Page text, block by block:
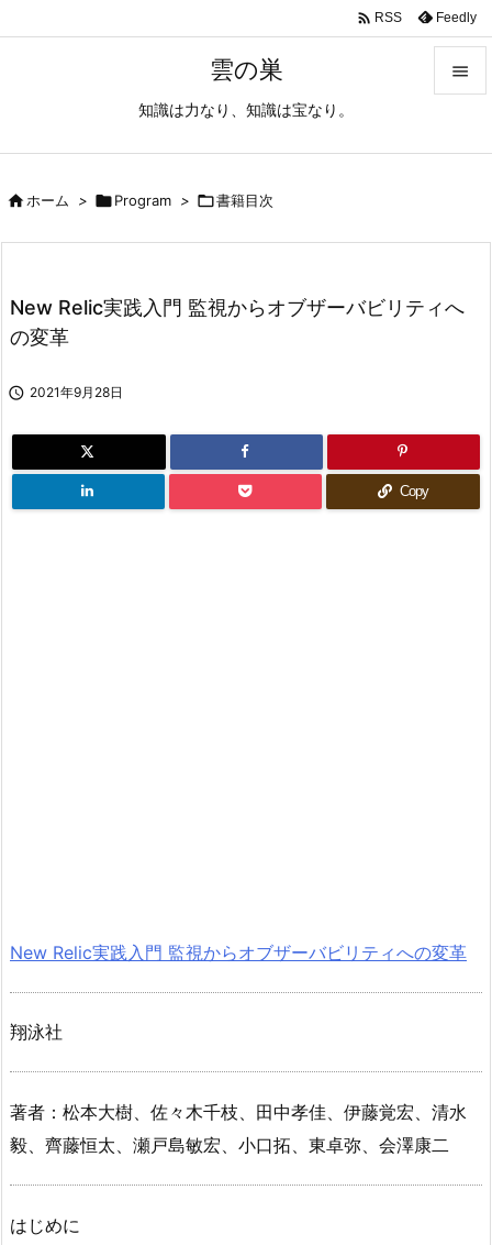
雲の巣
知識は力なり、知識は宝なり。

次へ
 RSS Feedly
ホーム > Program > 書籍目次
New Relic実践入門 監視からオブザーバビリティへ
の変革
 2021年9月28日
Copy
New Relic実践入門 監視からオブザーバビリティへの変革
翔泳社
著者：松本大樹、佐々木千枝、田中孝佳、伊藤覚宏、清水
毅、齊藤恒太、瀬戸島敏宏、小口拓、東卓弥、会澤康二
はじめに